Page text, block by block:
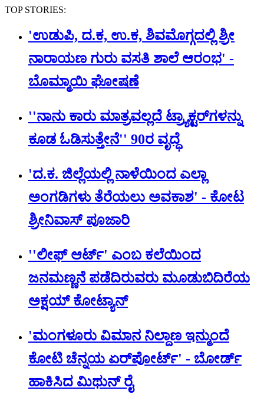
TOP STORIES:
'ಉಡುಪಿ, ದ.ಕ, ಉ.ಕ, ಶಿವಮೊಗ್ಗದಲ್ಲಿ ಶ್ರೀ
ನಾರಾಯಣ ಗುರು ವಸತಿ ಶಾಲೆ ಆರಂಭ' -
ಬೊಮ್ಮಾಯಿ ಘೋಷಣೆ
''ನಾನು ಕಾರು ಮಾತ್ರವಲ್ಲದೆ ಟ್ರ್ಯಾಕ್ಟರ್​ಗಳನ್ನು
ಕೂಡ ಓಡಿಸುತ್ತೇನೆ'' 90ರ ವೃದ್ಧೆ
'ದ.ಕ. ಜಿಲ್ಲೆಯಲ್ಲಿ ನಾಳೆಯಿಂದ ಎಲ್ಲಾ
ಅಂಗಡಿಗಳು ತೆರೆಯಲು ಅವಕಾಶ' - ಕೋಟ
ಶ್ರೀನಿವಾಸ್ ಪೂಜಾರಿ
''ಲೀಫ್ ಆರ್ಟ್' ಎಂಬ ಕಲೆಯಿಂದ
ಜನಮಣ್ಣನೆ ಪಡೆದಿರುವರು ಮೂಡುಬಿದಿರೆಯ
ಅಕ್ಷಯ್ ಕೋಟ್ಯಾನ್
'ಮಂಗಳೂರು ವಿಮಾನ ನಿಲ್ದಾಣ ಇನ್ಮುಂದೆ
ಕೋಟಿ ಚೆನ್ನಯ ಏರ್‌‌ಪೋರ್ಟ್' - ಬೋರ್ಡ್
ಹಾಕಿಸಿದ ಮಿಥುನ್‌ ರೈ